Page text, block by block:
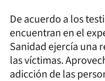
De acuerdo a los
encuentran en el
Sanidad ejercía una
las víctimas.
adicción de las